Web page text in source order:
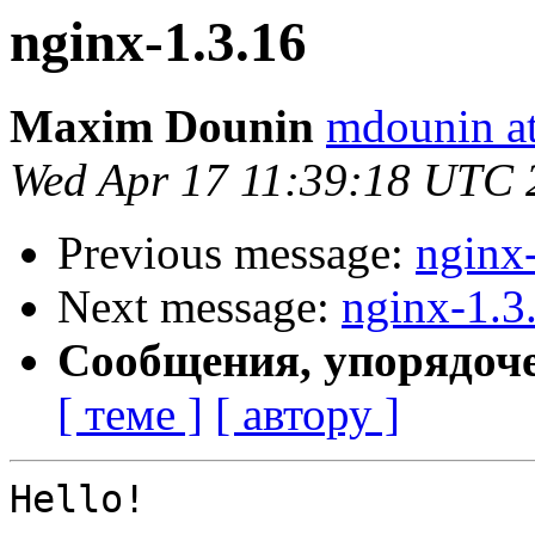
nginx-1.3.16
Maxim Dounin mdounin
Wed Apr 17 11:39:18 UTC
Previous message:
Next message: nginx-
Сообщения,
[ теме ] [ автору ]
Hello!